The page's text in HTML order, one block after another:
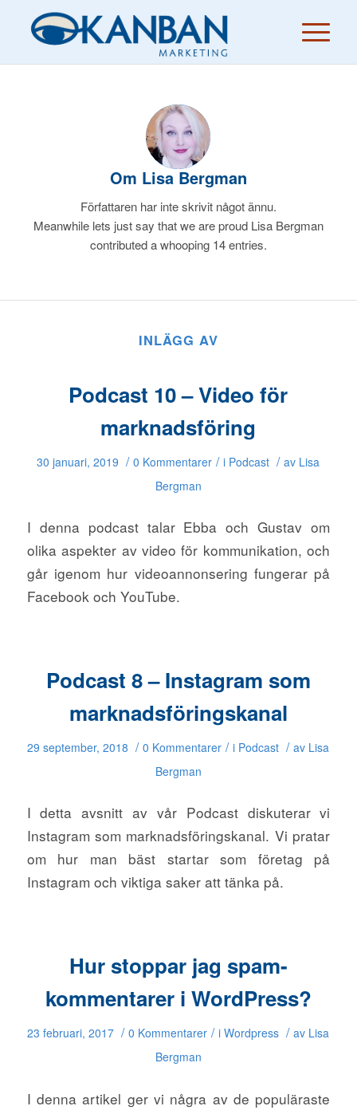
Om Lisa Bergman
Författaren har inte skrivit något ännu.
Meanwhile lets just say that we are proud Lisa Bergman
contributed a whooping 14 entries.
INLÄGG AV
Podcast 10 – Video för
marknadsföring
30 januari, 2019 / 0 Kommentarer / i Podcast / av Lisa
Bergman
I denna podcast talar Ebba och Gustav om
olika aspekter av video för kommunikation, och
går igenom hur videoannonsering fungerar på
Facebook och YouTube.
Podcast 8 – Instagram som
marknadsföringskanal
29 september, 2018 / 0 Kommentarer / i Podcast / av Lisa
Bergman
I detta avsnitt av vår Podcast diskuterar vi
Instagram som marknadsföringskanal. Vi pratar
om hur man bäst startar som företag på
Instagram och viktiga saker att tänka på.
Hur stoppar jag spam-
kommentarer i WordPress?
23 februari, 2017 / 0 Kommentarer / iWordpress / av Lisa
Bergman
I denna artikel ger vi några av de populäraste